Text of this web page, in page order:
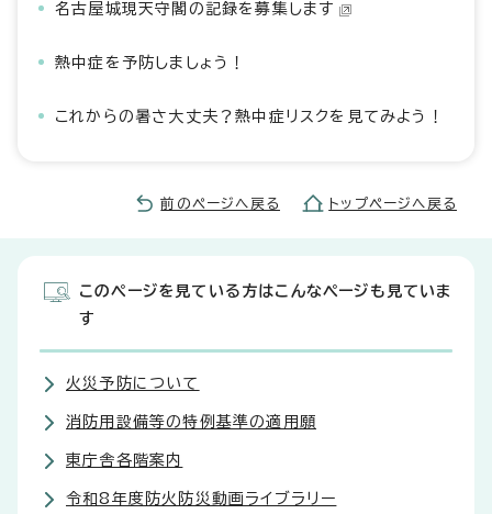
名古屋城現天守閣の記録を募集します
熱中症を予防しましょう！
これからの暑さ大丈夫？熱中症リスクを見てみよう！
前のページへ戻る トップページへ戻る
このページを見ている方はこんなページも見ていま
す
火災予防について
消防用設備等の特例基準の適用願
東庁舎各階案内
令和8年度防火防災動画ライブラリー